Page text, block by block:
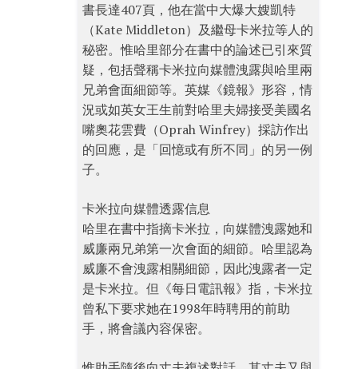
書長達407頁，他在當中大爆大嫂凱特
（Kate Middleton）及繼母卡米拉等人的
秘密。惟哈里部分在書中的論述已引來質
疑，包括聲稱卡米拉向媒體洩露與哈里兩
兄弟會面細節等。英媒《鏡報》形容，情
況或如英女王生前對哈里夫婦接受美國名
嘴奧花雲費（Oprah Winfrey）採訪作出
的回應，是「回憶或有所不同」的另一例
子。
卡米拉向媒體透露信息
哈里在書中指摘卡米拉，向媒體洩露她和
威廉兩兄弟第一次會面的細節。哈里認為
威廉不會洩露相關細節，因此洩露者一定
是卡米拉。但《每日電訊報》指，卡米拉
曾私下要求她在1998年時聘用的前助
手，將會議內容保密。